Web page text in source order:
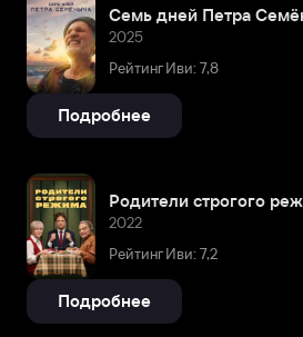
Семь дней Петра
2025
Рейтинг Иви: 7,8
Подробнее
Родители строгого
2022
Рейтинг Иви: 7,2
Подробнее